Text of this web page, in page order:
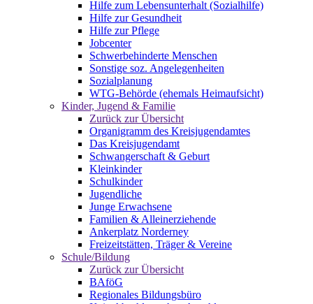
Hilfe zum Lebensunterhalt (Sozialhilfe)
Hilfe zur Gesundheit
Hilfe zur Pflege
Jobcenter
Schwerbehinderte Menschen
Sonstige soz. Angelegenheiten
Sozialplanung
WTG-Behörde (ehemals Heimaufsicht)
Kinder, Jugend & Familie
Zurück zur Übersicht
Organigramm des Kreisjugendamtes
Das Kreisjugendamt
Schwangerschaft & Geburt
Kleinkinder
Schulkinder
Jugendliche
Junge Erwachsene
Familien & Alleinerziehende
Ankerplatz Norderney
Freizeitstätten, Träger & Vereine
Schule/Bildung
Zurück zur Übersicht
BAföG
Regionales Bildungsbüro